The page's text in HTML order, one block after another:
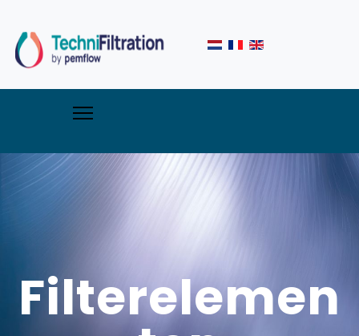
Filterelemen